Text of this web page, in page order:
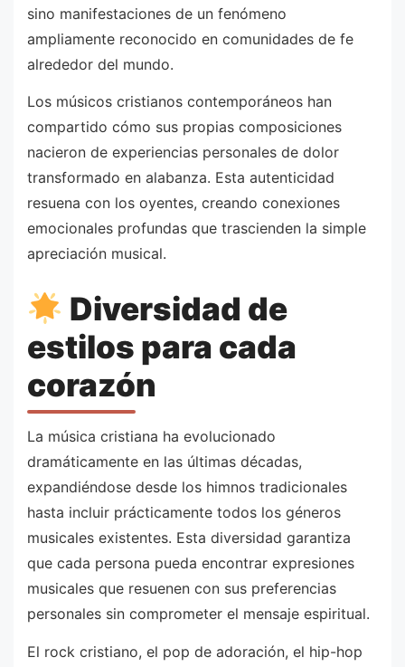
sino manifestaciones de un fenómeno
ampliamente reconocido en comunidades de fe
alrededor del mundo.
Los músicos cristianos contemporáneos han
compartido cómo sus propias composiciones
nacieron de experiencias personales de dolor
transformado en alabanza. Esta autenticidad
resuena con los oyentes, creando conexiones
emocionales profundas que trascienden la simple
apreciación musical.
Diversidad de
estilos para cada
corazón
La música cristiana ha evolucionado
dramáticamente en las últimas décadas,
expandiéndose desde los himnos tradicionales
hasta incluir prácticamente todos los géneros
musicales existentes. Esta diversidad garantiza
que cada persona pueda encontrar expresiones
musicales que resuenen con sus preferencias
personales sin comprometer el mensaje espiritual.
El rock cristiano, el pop de adoración, el hip-hop